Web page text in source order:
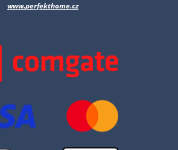
www.perfekthome.cz